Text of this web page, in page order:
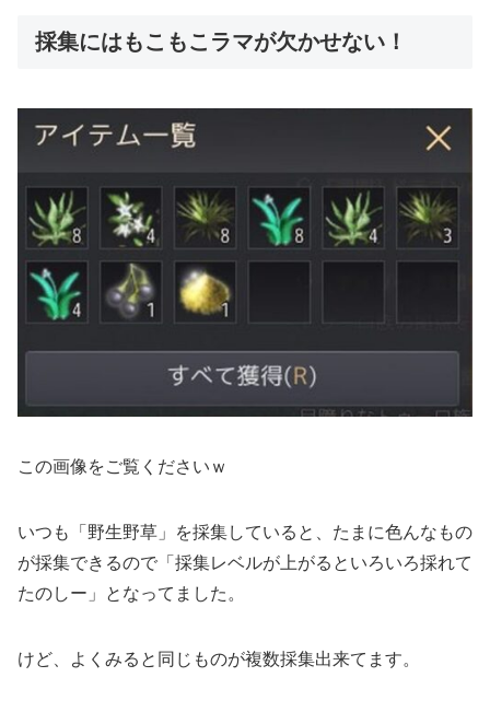
採集にはもこもこラマが欠かせない！
この画像をご覧くださいｗ
いつも「野生野草」を採集していると、たまに色んなもの
が採集できるので「採集レベルが上がるといろいろ採れて
たのしー」となってました。
けど、よくみると同じものが複数採集出来てます。